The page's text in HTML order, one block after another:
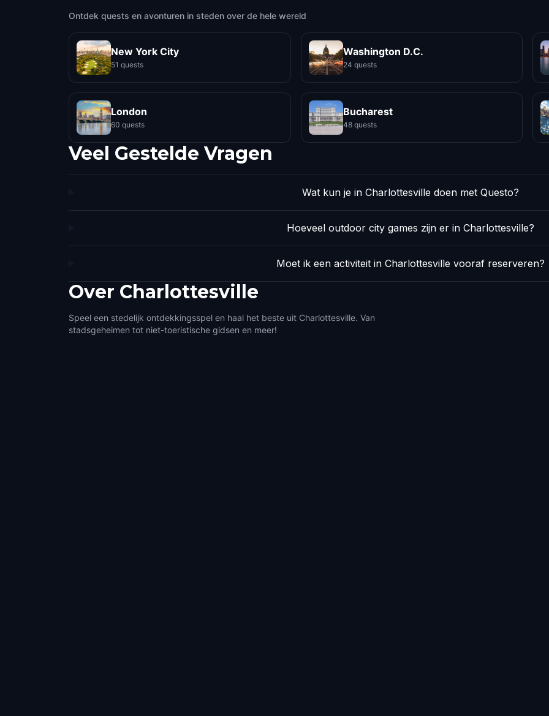
Ontdek quests en avonturen in steden over de hele wereld
New York City
51 quests
Washington D.C.
24 quests
London
60 quests
Bucharest
48 quests
Veel Gestelde Vragen
Wat kun je in Charlottesville doen met Questo?
Hoeveel outdoor city games zijn er in Charlottesville?
Moet ik een activiteit in Charlottesville vooraf reserveren?
Over Charlottesville
Speel een stedelijk ontdekkingsspel en haal het beste uit Charlottesville. Van
stadsgeheimen tot niet-toeristische gidsen en meer!